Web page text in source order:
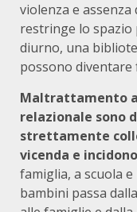
violenza e assenza
restringe lo spazio
diurno, una
possono
Maltrattamento
relazionale sono
strettamente
vicenda e
famiglia, a scuola
bambini passa